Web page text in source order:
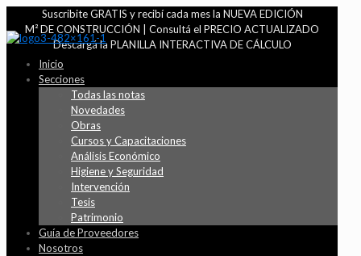
Suscribite GRATIS y recibí cada mes la NUEVA EDICIÓN
M² DE CONSTRUCCIÓN | Consultá el PRECIO ACTUALIZADO
Descargá la PLANILLA INTERACTIVA DE CÁLCULO
Inicio
Secciones
Todas las notas
Novedades
Obras
Cursos y Capacitaciones
Análisis Económico
Higiene y Seguridad
Intervención
Tesis
Patrimonio
Guía de Proveedores
Nosotros